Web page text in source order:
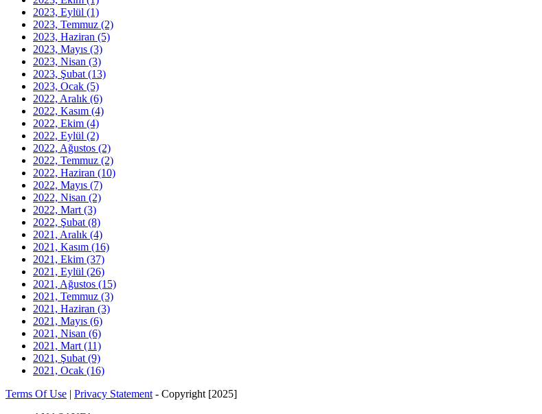
2023, Eylül (1)
2023, Temmuz (2)
2023, Haziran (5)
2023, Mayıs (3)
2023, Nisan (3)
2023, Şubat (13)
2023, Ocak (5)
2022, Aralık (6)
2022, Kasım (4)
2022, Ekim (4)
2022, Eylül (2)
2022, Ağustos (2)
2022, Temmuz (2)
2022, Haziran (10)
2022, Mayıs (7)
2022, Nisan (2)
2022, Mart (3)
2022, Şubat (8)
2021, Aralık (4)
2021, Kasım (16)
2021, Ekim (37)
2021, Eylül (26)
2021, Ağustos (15)
2021, Temmuz (3)
2021, Haziran (3)
2021, Mayıs (6)
2021, Nisan (6)
2021, Mart (11)
2021, Şubat (9)
2021, Ocak (16)
Terms Of Use | Privacy Statement - Copyright [2025]